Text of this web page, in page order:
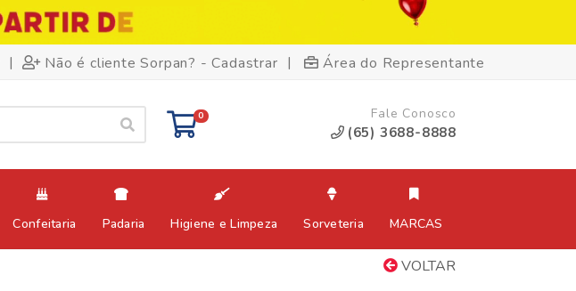
| Não é cliente Sorpan? - Cadastrar | Área do Representante
0 Fale Conosco
(65) 3688-8888
Confeitaria Padaria Higiene e Limpeza Sorveteria MARCAS
VOLTAR